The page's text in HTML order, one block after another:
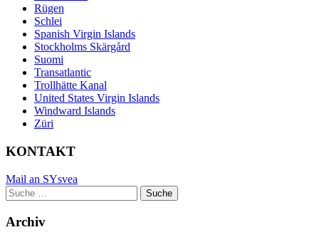
Rügen
Schlei
Spanish Virgin Islands
Stockholms Skärgård
Suomi
Transatlantic
Trollhätte Kanal
United States Virgin Islands
Windward Islands
Züri
KONTAKT
Mail an SYsvea
Suche
nach:
Suche
Archiv